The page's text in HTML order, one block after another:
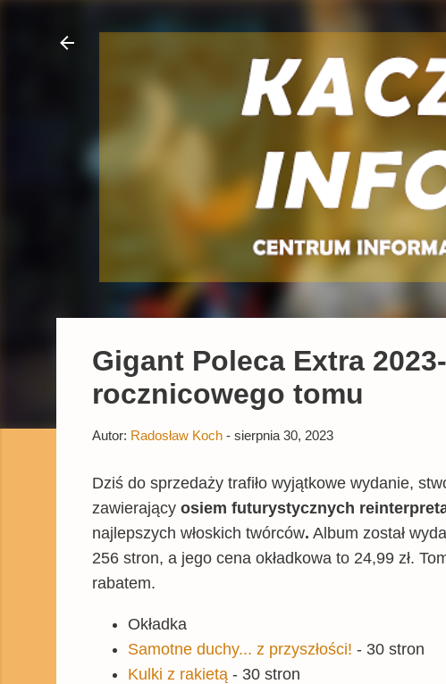
Gigant Poleca Extra
rocznicowego tomu
Autor: Radosław Koch - sierpnia 30, 2023
Dziś do sprzedaży trafiło wyjątkowe wydanie,
zawierający osiem futurystycznych
najlepszych włoskich twórców. Album został
256 stron, a jego cena okładkowa to 24,99 zł.
rabatem.
Okładka
Samotne duchy... z przyszłości! - 30 stron
Kulki z rakietą - 30 stron